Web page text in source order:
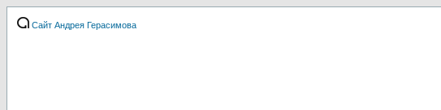
Сайт Андрея Герасимова